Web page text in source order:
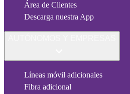
Área de Clientes
Descarga nuestra App
Líneas móvil adicionales
Fibra adicional